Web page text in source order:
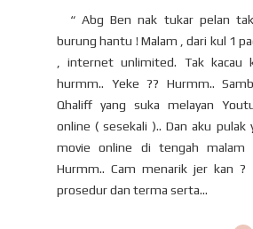
“ Abg Ben nak tukar pelan
burung hantu ! Malam , dari kul 1
, internet unlimited. Tak kacau
hurmm.. Yeke ?? Hurmm..
Qhaliff yang suka melayan
online ( sesekali ).. Dan aku pulak
movie online di tengah malam
Hurmm.. Cam menarik jer kan ?
prosedur dan terma serta...